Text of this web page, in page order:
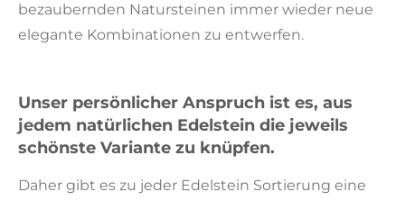
bezaubernden Natursteinen immer wieder neue
elegante Kombinationen zu entwerfen.
Unser persönlicher Anspruch ist es, aus
jedem natürlichen Edelstein die jeweils
schönste Variante zu knüpfen.
Daher gibt es zu jeder Edelstein Sortierung eine